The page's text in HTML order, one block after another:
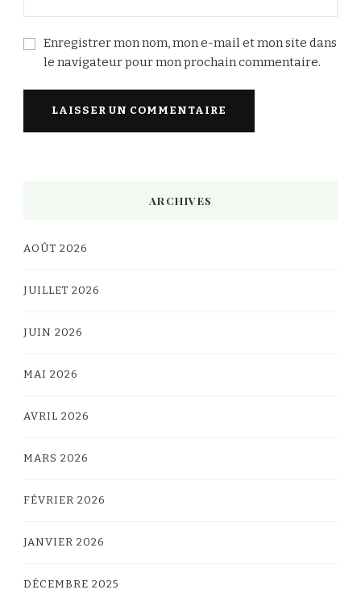
Enregistrer mon nom, mon e-mail et mon site dans
le navigateur pour mon prochain commentaire.
ARCHIVES
AOÛT 2026
JUILLET 2026
JUIN 2026
MAI 2026
AVRIL 2026
MARS 2026
FÉVRIER 2026
JANVIER 2026
DÉCEMBRE 2025